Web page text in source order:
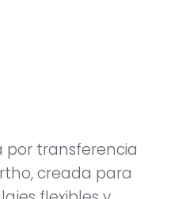
por transferencia
creada para